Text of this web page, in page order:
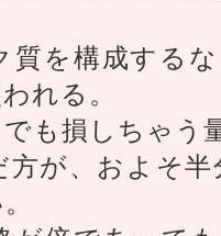
質を構成する
れる。
も損しちゃう
が、およそ